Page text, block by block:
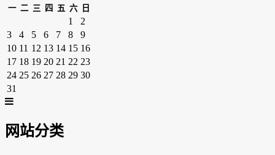
一 二 三 四 五 六 日
1
2
3
4 5 6 7 8
9
10 11 12 13 14 15 16
17 18 19 20 21 22 23
24 25 26 27 28 29 30
31
网站分类